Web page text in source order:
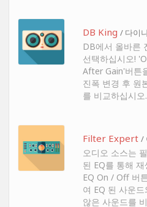
DB King / 다이
DB에서 올바른
선택하십시오!
After Gain'버튼
진폭 변경 후 원
를 비교하십시오.
Filter Expert /
오디오 소스는
된 EQ를 통해 재
EQ On / Off 버
여 EQ 된 사운드
않은 사운드를